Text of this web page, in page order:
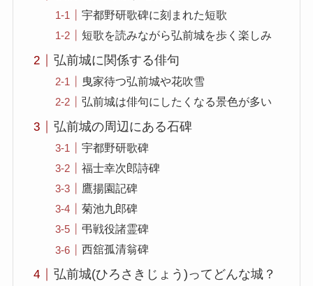
宇都野研歌碑に刻まれた短歌
短歌を読みながら弘前城を歩く楽しみ
弘前城に関係する俳句
曳家待つ弘前城や花吹雪
弘前城は俳句にしたくなる景色が多い
弘前城の周辺にある石碑
宇都野研歌碑
福士幸次郎詩碑
鷹揚園記碑
菊池九郎碑
弔戦役諸霊碑
西舘孤清翁碑
弘前城(ひろさきじょう)ってどんな城？